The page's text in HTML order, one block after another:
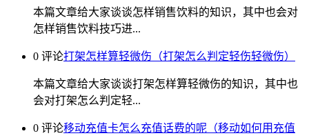
本篇文章给大家谈谈怎样销售饮料的知识，其中也会对
怎样销售饮料技巧进...
0 评论打架怎样算轻微伤（打架怎么判定轻伤轻微伤）
本篇文章给大家谈谈打架怎样算轻微伤的知识，其中也
会对打架怎么判定轻...
0 评论移动充值卡怎么充值话费的呢（移动如何用充值